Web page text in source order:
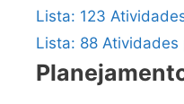
Lista: 123
Lista: 88 Atividades